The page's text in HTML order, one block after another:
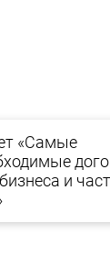
«Самые
и